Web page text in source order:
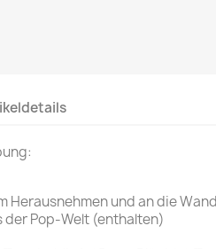
Sonstige
Magazine
Herausnehmen und an die Wand
Pop-Welt (enthalten)